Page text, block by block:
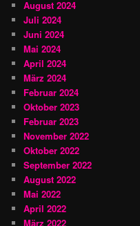
August 2024
Juli 2024
Juni 2024
Mai 2024
April 2024
März 2024
Februar 2024
Oktober 2023
Februar 2023
November 2022
Oktober 2022
September 2022
August 2022
Mai 2022
April 2022
März 2022